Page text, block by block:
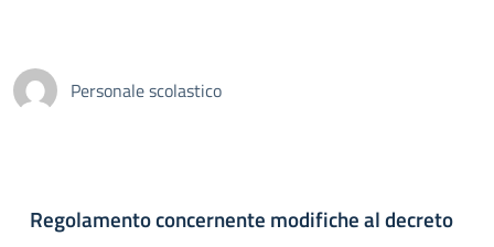
Personale scolastico
Regolamento concernente modifiche al decreto